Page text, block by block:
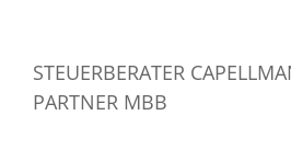
STEUERBERATER
PARTNER MBB